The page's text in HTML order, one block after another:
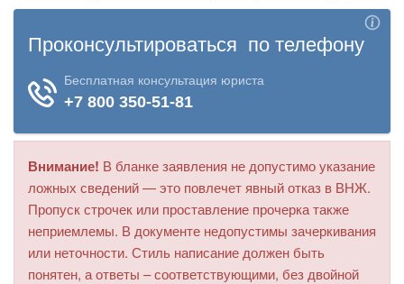
Внимание! В бланке заявления не допустимо указание
ложных сведений — это повлечет явный отказ в ВНЖ.
Пропуск строчек или проставление прочерка также
неприемлемы. В документе недопустимы зачеркивания
или неточности. Стиль написание должен быть
понятен, а ответы – соответствующими, без двойной